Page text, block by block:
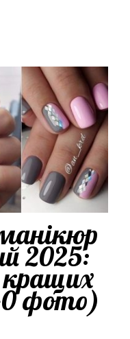
2025:
кращих
фото)